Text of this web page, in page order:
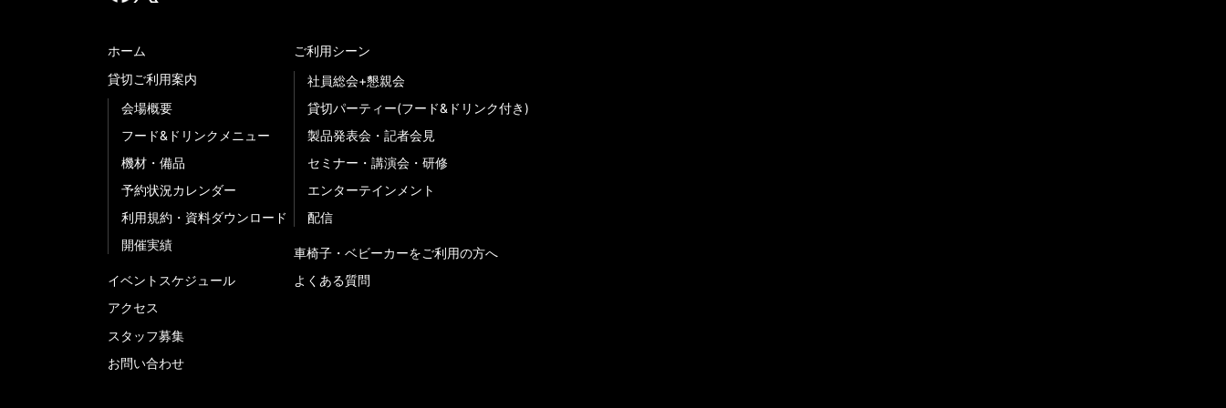
ホーム
貸切ご利用案内
会場概要
フード&ドリンクメニュー
機材・備品
予約状況カレンダー
利用規約・資料ダウンロード
開催実績
イベントスケジュール
アクセス
スタッフ募集
お問い合わせ
ご利用シーン
社員総会+懇親会
貸切パーティー(フード&ドリンク付き)
製品発表会・記者会見
セミナー・講演会・研修
エンターテインメント
配信
車椅子・ベビーカーをご利用の方へ
よくある質問